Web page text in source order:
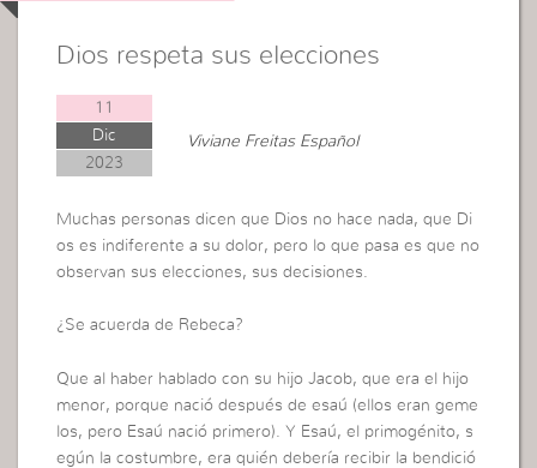
Dios respeta sus elecciones
11
Dic
2023
Viviane Freitas Español
Muchas personas dicen que Dios no hace nada, que Di
os es indiferente a su dolor, pero lo que pasa es que no
observan sus elecciones, sus decisiones.
¿Se acuerda de Rebeca?
Que al haber hablado con su hijo Jacob, que era el hijo
menor, porque nació después de esaú (ellos eran geme
los, pero Esaú nació primero). Y Esaú, el primogénito, s
egún la costumbre, era quién debería recibir la bendició